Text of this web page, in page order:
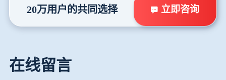
20万用户的共同选择 立即咨询
在线留言